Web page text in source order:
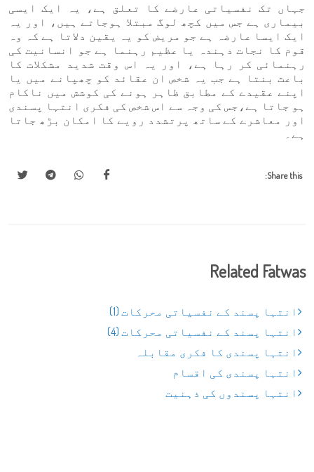
جہاں تک نفسیاتی عارضے کا تعلق ہے، یہ ایک ایسی
بیماری ہے جس میں کچھ لوگ مبتلا ہوجاتے ہیں، اور یہ
ایک ایسا عارضہ ہے جو مریض کو یہ یقین دلاتا ہے کہ وہ
قوم کا نجات دہندہ یا عظیم رہنما ہے جو انسانیت کی
رہنمائی کر رہا ہے، اور یہ اس وقت شدید مشکلات کا
باعث بنتا ہے جب یہ شخص ان عقائد کو چھپانے میں یا
اپنے عقیدے کے مطابق ظاہر ہونے کی کوشش میں ناکام
ہو جاتا ہے،جس کی وجہ سے اس شخص کی فکری انتہا پسندی
اور معاشرے کے ساتھ پرتشدد رویے کا امکان بڑھ جاتا
ہے۔
Share this:
Related Fatwas
انتہا پسند کے نفسیاتی محرکات (1)
انتہا پسند کے نفسیاتی محرکات (4)
انتہا پسندی کا فکری مقابلہ
انتہا پسندی کی اقسام
انتہا پسندوں کی ذہنیت